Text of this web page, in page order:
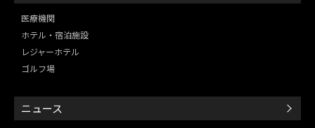
医療機関
ホテル・宿泊施設
レジャーホテル
ゴルフ場
ニュース